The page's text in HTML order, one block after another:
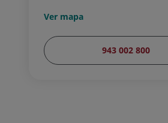
Ver mapa
943 002 800